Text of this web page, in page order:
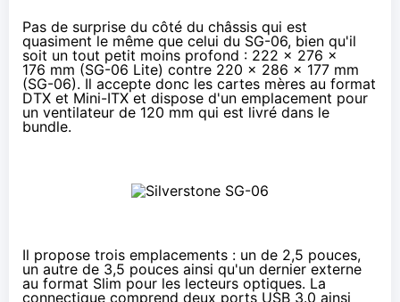
Pas de surprise du côté du châssis qui est
quasiment le même que celui du SG-06, bien qu'il
soit un tout petit moins profond : 222 x 276 x
176 mm (SG-06 Lite) contre 220 x 286 x 177 mm
(SG-06). Il accepte donc les cartes mères au format
DTX et Mini-ITX et dispose d'un emplacement pour
un ventilateur de 120 mm qui est livré dans le
bundle.
Il propose trois emplacements : un de 2,5 pouces,
un autre de 3,5 pouces ainsi qu'un dernier externe
au format Slim pour les lecteurs optiques. La
connectique comprend deux ports USB 3.0 ainsi